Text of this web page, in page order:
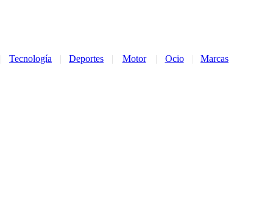
| Tecnología | Deportes | Motor | Ocio |
Marcas